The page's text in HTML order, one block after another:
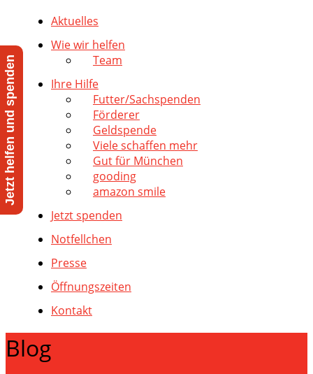
Aktuelles
Wie wir helfen
Team
Ihre Hilfe
Futter/Sachspenden
Förderer
Geldspende
Viele schaffen mehr
Gut für München
gooding
amazon smile
Jetzt spenden
Notfellchen
Presse
Öffnungszeiten
Kontakt
Blog
Jetzt helfen und spenden